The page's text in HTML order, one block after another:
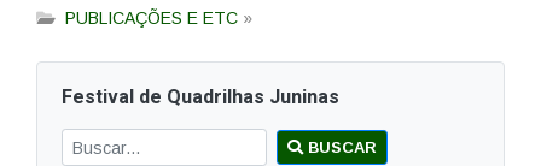
PUBLICAÇÕES E ETC »
Festival de Quadrilhas Juninas
BUSCAR